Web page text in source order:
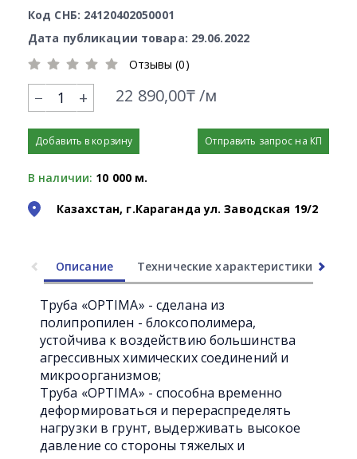
Код СНБ: 24120402050001
Дата публикации товара: 29.06.2022
Отзывы (0)
+ 22 890,00₸ /м
Добавить в корзину Отправить запрос на КП
В наличии: 10 000 м.
Казахстан, г.Караганда ул. Заводская 19/2
Описание Технические характеристики
Труба «OPTIMA» - сделана из
полипропилен - блоксополимера,
устойчива к воздействию большинства
агрессивных химических соединений и
микроорганизмов;
Труба «OPTIMA» - способна временно
деформироваться и перераспределять
нагрузки в грунт, выдерживать высокое
давление со стороны тяжелых и